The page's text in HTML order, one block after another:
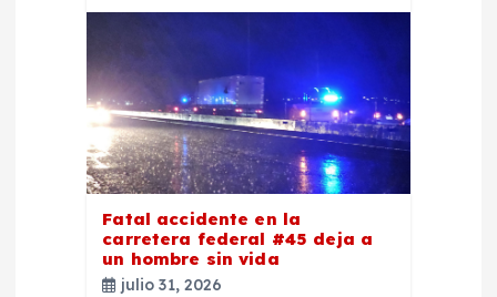
Fatal accidente en la
carretera federal #45 deja a
un hombre sin vida
julio 31, 2026